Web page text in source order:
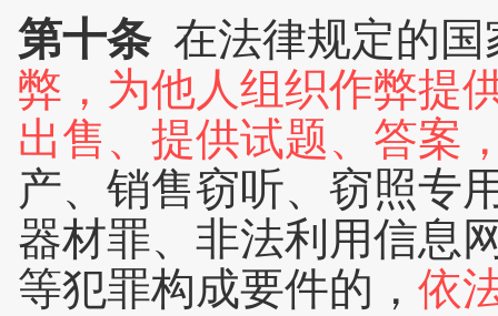
第十条 在法律规定的
弊，为他人组织作弊提
出售、提供试题、答案
产、销售窃听、窃照专
器材罪、非法利用信息
等犯罪构成要件的， 依